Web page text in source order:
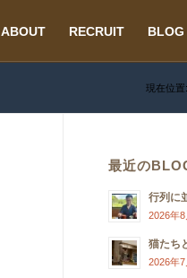
ABOUT RECRUIT BLOG
現在位置:
最近の
行列に
2026年
猫たち
2026年